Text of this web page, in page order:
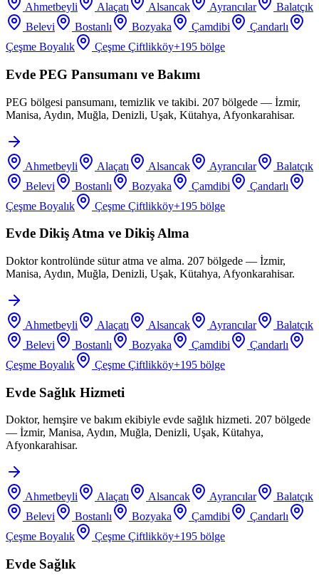
Ahmetbeyli Alaçatı Alsancak Ayrancılar
Balatçık
Belevi
Bostanlı Bozyaka Çamdibi
Çandarlı
Çeşme Boyalık
Çeşme Çiftlikköy+195 bölge
Evde PEG Pansumanı ve Bakımı
PEG bölgesi pansumanı, temizlik ve takibi. 207 bölgede — İzmir,
Manisa, Aydın, Muğla, Denizli, Uşak, Kütahya, Afyonkarahisar.
Ahmetbeyli Alaçatı Alsancak Ayrancılar
Balatçık
Belevi
Bostanlı Bozyaka Çamdibi
Çandarlı
Çeşme Boyalık
Çeşme Çiftlikköy+195 bölge
Evde Dikiş Atma ve Dikiş Alma
Doktor kontrolünde sütur atma ve alma. 207 bölgede — İzmir,
Manisa, Aydın, Muğla, Denizli, Uşak, Kütahya, Afyonkarahisar.
Ahmetbeyli Alaçatı Alsancak Ayrancılar
Balatçık
Belevi
Bostanlı Bozyaka Çamdibi
Çandarlı
Çeşme Boyalık
Çeşme Çiftlikköy+195 bölge
Evde Sağlık Hizmeti
Doktor, hemşire ve bakım ekibiyle evde sağlık hizmeti. 207 bölgede
— İzmir, Manisa, Aydın, Muğla, Denizli, Uşak, Kütahya,
Afyonkarahisar.
Ahmetbeyli Alaçatı Alsancak Ayrancılar
Balatçık
Belevi
Bostanlı Bozyaka Çamdibi
Çandarlı
Çeşme Boyalık
Çeşme Çiftlikköy+195 bölge
Evde Sağlık